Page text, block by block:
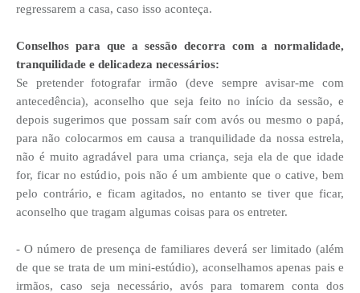
regressarem a casa, caso isso aconteça.
Conselhos para que a sessão decorra com a normalidade,
tranquilidade e delicadeza necessários:
Se pretender fotografar irmão (deve sempre avisar-me com
antecedência), aconselho que seja feito no início da sessão, e
depois sugerimos que possam saír com avós ou mesmo o papá,
para não colocarmos em causa a tranquilidade da nossa estrela,
não é muito agradável para uma criança, seja ela de que idade
for, ficar no estúdio, pois não é um ambiente que o cative, bem
pelo contrário, e ficam agitados, no entanto se tiver que ficar,
aconselho que tragam algumas coisas para os entreter.
- O número de presença de familiares deverá ser limitado (além
de que se trata de um mini-estúdio), aconselhamos apenas pais e
irmãos, caso seja necessário, avós para tomarem conta dos